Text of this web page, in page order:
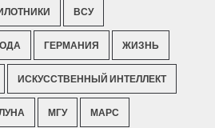
ВСУ
ГЕРМАНИЯ ЖИЗНЬ
ИСКУССТВЕННЫЙ ИНТЕЛЛЕКТ
МГУ МАРС